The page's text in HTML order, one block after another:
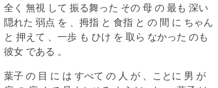
全く 無視 して 振る舞った その 母 の 最も 深い
隠れた 弱点 を 、拇指 と 食指 と の 間 に ちゃん
と 押えて 、一歩 も ひけ を 取ら なかった のも
彼女 である 。
葉子 の 目 に は すべて の 人 が 、ことに 男 が